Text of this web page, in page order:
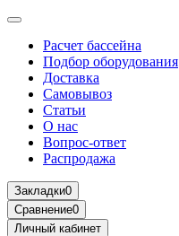
Расчет бассейна
Подбор оборудования
Доставка
Самовывоз
Статьи
О нас
Вопрос-ответ
Распродажа
Закладки0
Сравнение0
Личный кабинет